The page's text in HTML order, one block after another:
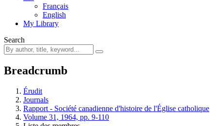
Français
English
My Library
Search
Breadcrumb
Érudit
Journals
Rapport - Société canadienne d'histoire de l'Église catholique
Volume 31, 1964, pp. 9-110